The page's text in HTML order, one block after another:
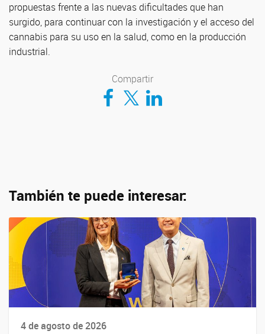
propuestas frente a las nuevas dificultades que han
surgido, para continuar con la investigación y el acceso del
cannabis para su uso en la salud, como en la producción
industrial.
Compartir
Compartir en Facebook
Compartir en TwitterCompartir en LinkedIn
También te puede interesar:
4 de agosto de 2026